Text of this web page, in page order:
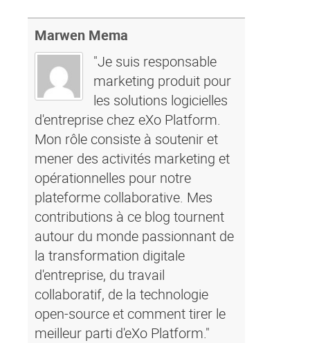
Marwen Mema
"Je suis responsable
marketing produit pour
les solutions logicielles
d'entreprise chez eXo Platform.
Mon rôle consiste à soutenir et
mener des activités marketing et
opérationnelles pour notre
plateforme collaborative. Mes
contributions à ce blog tournent
autour du monde passionnant de
la transformation digitale
d'entreprise, du travail
collaboratif, de la technologie
open-source et comment tirer le
meilleur parti d'eXo Platform."